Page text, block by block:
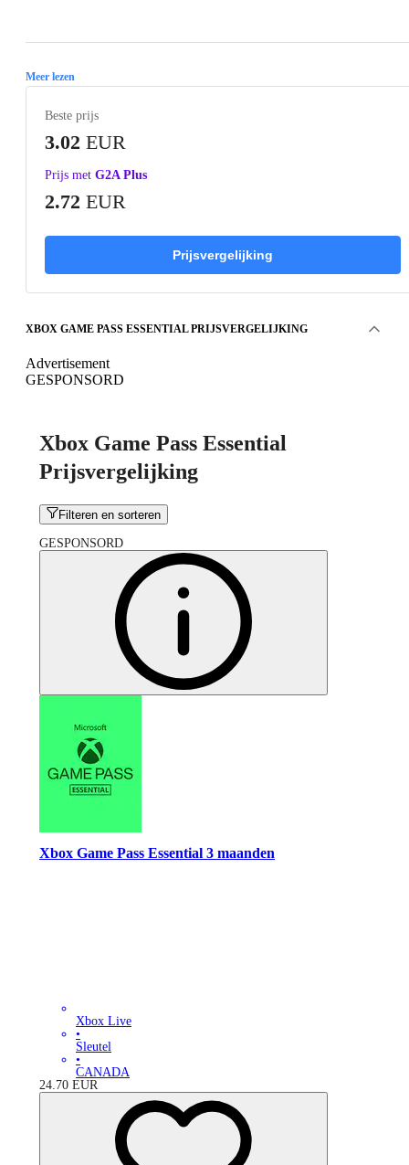
Meer lezen
Beste prijs
3.02 EUR
Prijs met G2A Plus
2.72 EUR
Prijsvergelijking
XBOX GAME PASS ESSENTIAL PRIJSVERGELIJKING
Advertisement
GESPONSORD
Xbox Game Pass Essential
Prijsvergelijking
Filteren en sorteren
GESPONSORD
Xbox Game Pass Essential 3 maanden
Xbox Live
•
Sleutel
•
CANADA
24.70 EUR